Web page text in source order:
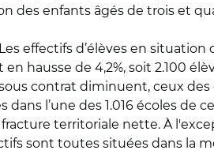
des enfants âgés de trois et
effectifs d’élèves en situation
hausse de 4,2%, soit 2.100
contrat diminuent, ceux
l’une des 1.016 écoles de
territoriale nette. À
sont toutes situées dans la